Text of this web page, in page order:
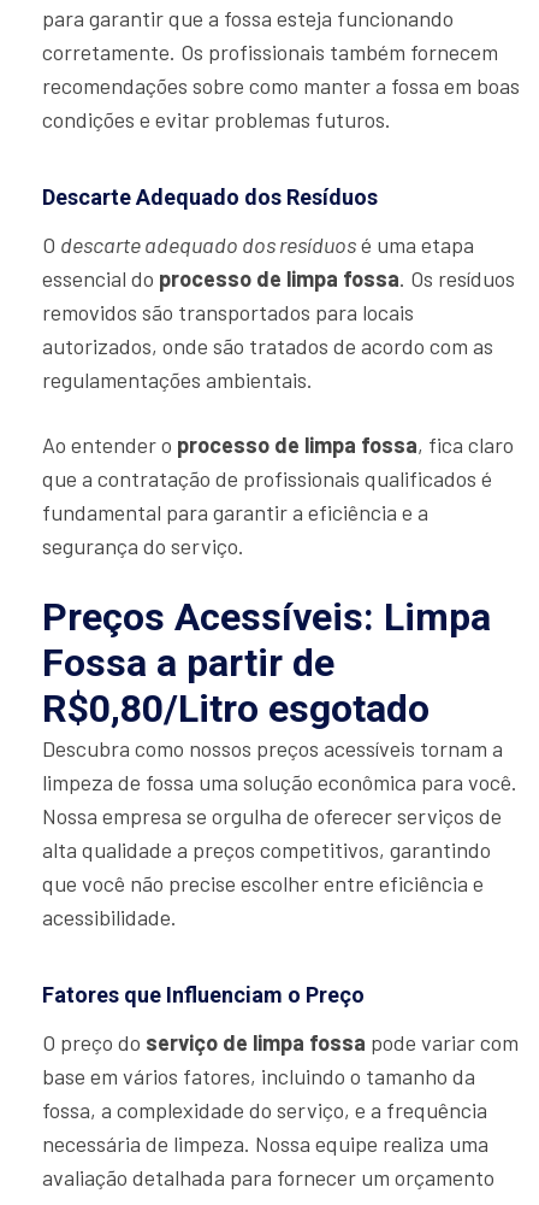
para garantir que a fossa esteja funcionando
corretamente. Os profissionais também fornecem
recomendações sobre como manter a fossa em boas
condições e evitar problemas futuros.
Descarte Adequado dos Resíduos
O descarte adequado dos resíduosé uma etapa
essencial do processo de limpa fossa. Os resíduos
removidos são transportados para locais
autorizados, onde são tratados de acordo com as
regulamentações ambientais.
Ao entender o processo de limpa fossa, fica claro
que a contratação de profissionais qualificados é
fundamental para garantir a eficiência e a
segurança do serviço.
Preços Acessíveis: Limpa
Fossa a partir de
R$0,80/Litro esgotado
Descubra como nossos preços acessíveis tornam a
limpeza de fossa uma solução econômica para você.
Nossa empresa se orgulha de oferecer serviços de
alta qualidade a preços competitivos, garantindo
que você não precise escolher entre eficiência e
acessibilidade.
Fatores que Influenciam o Preço
O preço do serviço de limpa fossa pode variar com
base em vários fatores, incluindo o tamanho da
fossa, a complexidade do serviço, e a frequência
necessária de limpeza. Nossa equipe realiza uma
avaliação detalhada para fornecer um orçamento